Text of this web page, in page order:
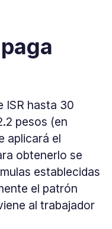
ISR hasta 30
pesos (en
aplicará el
obtenerlo se
establecidas
el patrón
al trabajador